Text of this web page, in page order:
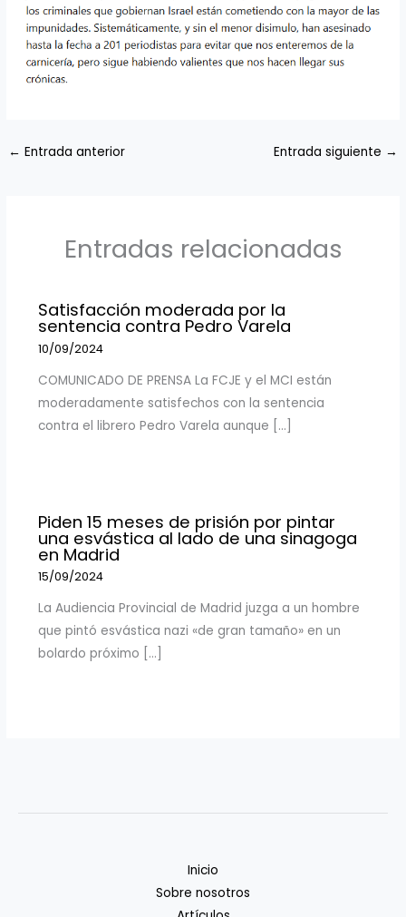
← Entrada anterior Entrada siguiente →
Entradas relacionadas
Satisfacción moderada por la
sentencia contra Pedro Varela
10/09/2024
COMUNICADO DE PRENSA La FCJE y el MCI están
moderadamente satisfechos con la sentencia
contra el librero Pedro Varela aunque […]
Piden 15 meses de prisión por pintar
una esvástica al lado de una sinagoga
en Madrid
15/09/2024
La Audiencia Provincial de Madrid juzga a un hombre
que pintó esvástica nazi «de gran tamaño» en un
bolardo próximo […]
Inicio
Sobre nosotros